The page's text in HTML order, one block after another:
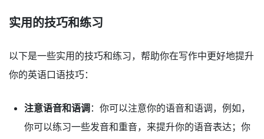
实用的技巧和练习
以下是一些实用的技巧和练习，帮助你在写作中更好地提升
你的英语口语技巧：
注意语音和语调 ：你可以注意你的语音和语调，例如，
你可以练习一些发音和重音，来提升你的语音表达；你